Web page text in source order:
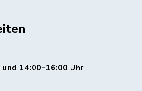
14:00-16:00 Uhr